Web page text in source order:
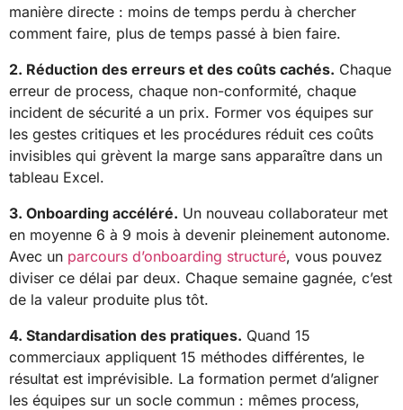
manière directe : moins de temps perdu à chercher
comment faire, plus de temps passé à bien faire.
2. Réduction des erreurs et des coûts cachés. Chaque
erreur de process, chaque non-conformité, chaque
incident de sécurité a un prix. Former vos équipes sur
les gestes critiques et les procédures réduit ces coûts
invisibles qui grèvent la marge sans apparaître dans un
tableau Excel.
3. Onboarding accéléré. Un nouveau collaborateur met
en moyenne 6 à 9 mois à devenir pleinement autonome.
Avec un parcours d’onboarding structuré, vous pouvez
diviser ce délai par deux. Chaque semaine gagnée, c’est
de la valeur produite plus tôt.
4. Standardisation des pratiques. Quand 15
commerciaux appliquent 15 méthodes différentes, le
résultat est imprévisible. La formation permet d’aligner
les équipes sur un socle commun : mêmes process,